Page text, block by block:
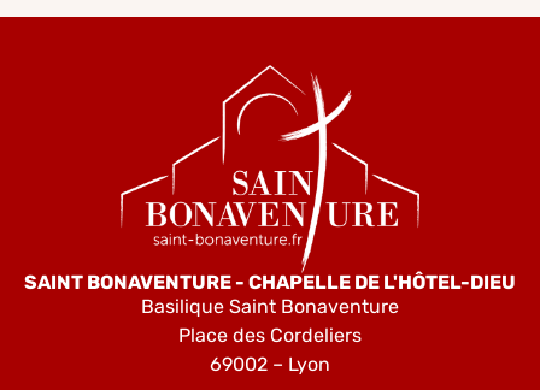
SAINT BONAVENTURE - CHAPELLE DE L'HÔTEL-DIEU
Basilique Saint Bonaventure
Place des Cordeliers
69002 – Lyon